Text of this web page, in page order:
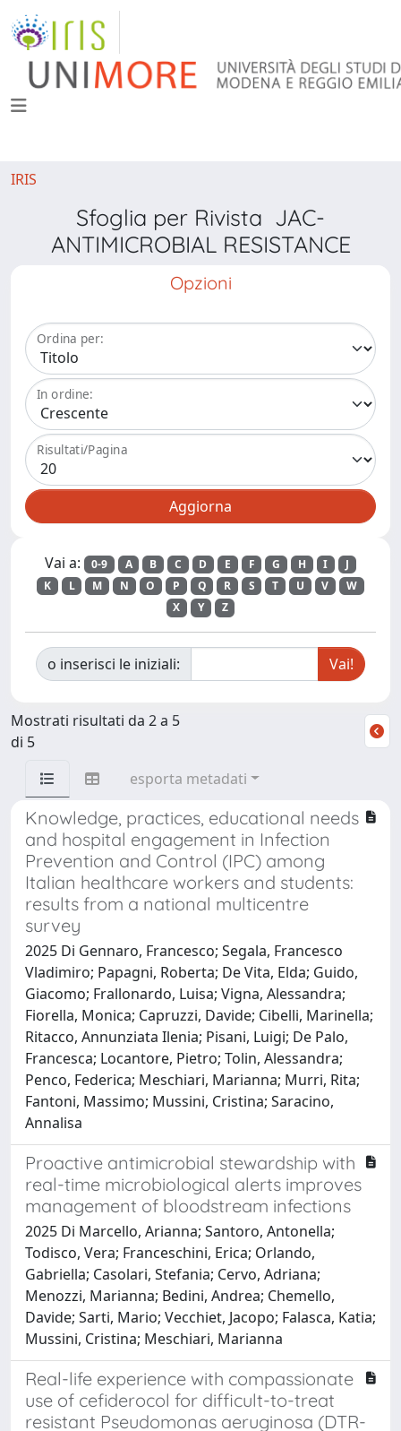
IRIS
Sfoglia per Rivista JAC-
ANTIMICROBIAL RESISTANCE
Opzioni
Ordina per:
In ordine:
Risultati/Pagina
Vai a: 0-9 A B C D E F G H I
J
K
L M N O P Q R S T U V
W
X
Y Z
o inserisci le iniziali:
Mostrati risultati da 2 a 5
di 5
esporta metadati
Knowledge, practices, educational needs
and hospital engagement in Infection
Prevention and Control (IPC) among
Italian healthcare workers and students:
results from a national multicentre
survey
2025 Di Gennaro, Francesco; Segala, Francesco
Vladimiro; Papagni, Roberta; De Vita, Elda; Guido,
Giacomo; Frallonardo, Luisa; Vigna, Alessandra;
Fiorella, Monica; Capruzzi, Davide; Cibelli, Marinella;
Ritacco, Annunziata Ilenia; Pisani, Luigi; De Palo,
Francesca; Locantore, Pietro; Tolin, Alessandra;
Penco, Federica; Meschiari, Marianna; Murri, Rita;
Fantoni, Massimo; Mussini, Cristina; Saracino,
Annalisa
Proactive antimicrobial stewardship with
real-time microbiological alerts improves
management of bloodstream infections
2025 Di Marcello, Arianna; Santoro, Antonella;
Todisco, Vera; Franceschini, Erica; Orlando,
Gabriella; Casolari, Stefania; Cervo, Adriana;
Menozzi, Marianna; Bedini, Andrea; Chemello,
Davide; Sarti, Mario; Vecchiet, Jacopo; Falasca, Katia;
Mussini, Cristina; Meschiari, Marianna
Real-life experience with compassionate
use of cefiderocol for difficult-to-treat
resistant Pseudomonas aeruginosa (DTR-